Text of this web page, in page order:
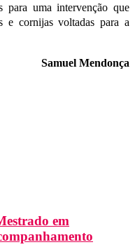
para uma intervenção que
e cornijas voltadas para a
Samuel Mendonça
em